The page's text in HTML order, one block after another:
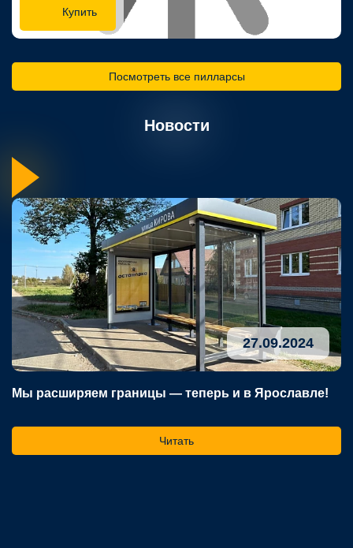
Купить
Посмотреть все пилларсы
Новости
27.09.2024
Мы расширяем границы — теперь и в Ярославле!
Читать